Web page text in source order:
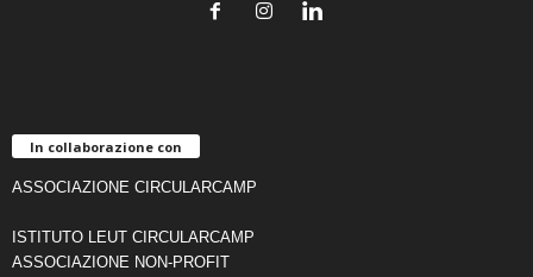
In collaborazione con
ASSOCIAZIONE CIRCULARCAMP
ISTITUTO LEUT CIRCULARCAMP
ASSOCIAZIONE NON-PROFIT